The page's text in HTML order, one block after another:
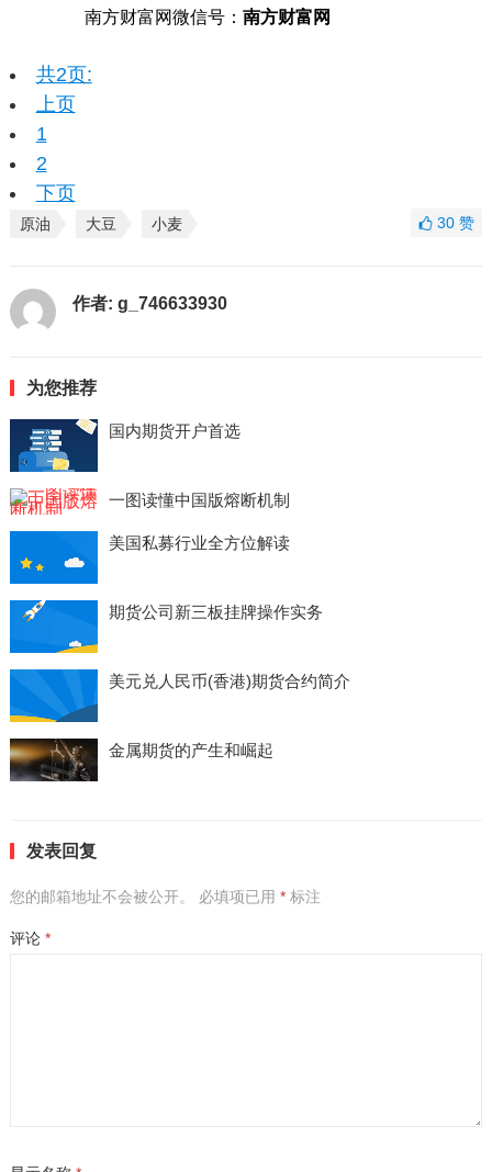
南方财富网微信号： 南方财富网
共2页:
上页
1
2
下页
原油 大豆 小麦 30赞
作者: g_746633930
为您推荐
国内期货开户首选
一图读懂中国版熔断机制
美国私募行业全方位解读
期货公司新三板挂牌操作实务
美元兑人民币(香港)期货合约简介
金属期货的产生和崛起
发表回复
您的邮箱地址不会被公开。 必填项已用 *标注
评论 *